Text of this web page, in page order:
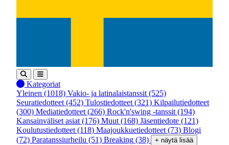
Kategoriat
Yleinen (1018) Vakio- ja latinalaistanssit (525)
Seuratiedotteet (452) Tulostiedotteet (321) Kilpailutiedotteet
(300) Mediatiedotteet (266) Rock'n'swing -tanssit (194)
Kansainväliset asiat (176) Muut (168) Jäsentiedote (121)
Koulutustiedotteet (118) Maajoukkuetiedotteet (73) Blogi
(72) Paratanssiurheilu (51) Breaking (38) + näytä lisää